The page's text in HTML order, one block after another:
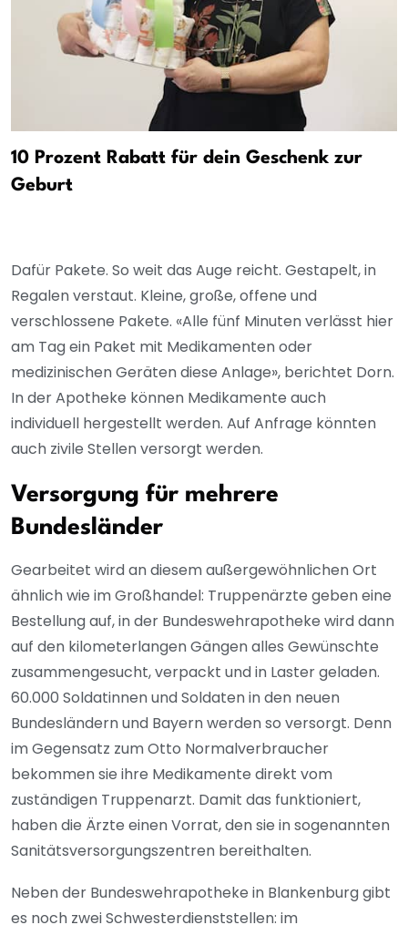
10 Prozent Rabatt für dein Geschenk zur
Geburt
Dafür Pakete. So weit das Auge reicht. Gestapelt, in
Regalen verstaut. Kleine, große, offene und
verschlossene Pakete. «Alle fünf Minuten verlässt hier
am Tag ein Paket mit Medikamenten oder
medizinischen Geräten diese Anlage», berichtet Dorn.
In der Apotheke können Medikamente auch
individuell hergestellt werden. Auf Anfrage könnten
auch zivile Stellen versorgt werden.
Versorgung für mehrere
Bundesländer
Gearbeitet wird an diesem außergewöhnlichen Ort
ähnlich wie im Großhandel: Truppenärzte geben eine
Bestellung auf, in der Bundeswehrapotheke wird dann
auf den kilometerlangen Gängen alles Gewünschte
zusammengesucht, verpackt und in Laster geladen.
60.000 Soldatinnen und Soldaten in den neuen
Bundesländern und Bayern werden so versorgt. Denn
im Gegensatz zum Otto Normalverbraucher
bekommen sie ihre Medikamente direkt vom
zuständigen Truppenarzt. Damit das funktioniert,
haben die Ärzte einen Vorrat, den sie in sogenannten
Sanitätsversorgungszentren bereithalten.
Neben der Bundeswehrapotheke in Blankenburg gibt
es noch zwei Schwesterdienststellen: im